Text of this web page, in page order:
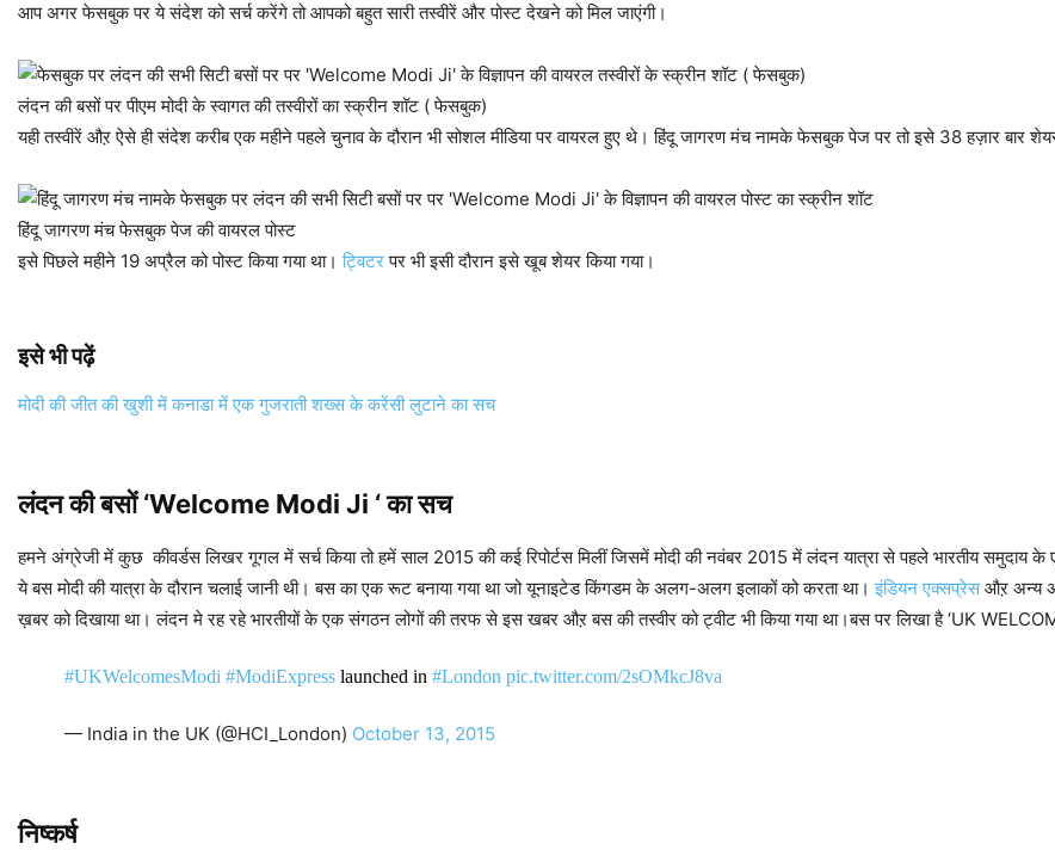
आप अगर फेसबुक पर ये संदेश को सर्च करेंगे तो आपको बहुत सारी तस्वीरें और पोस्ट देखने को मिल जाएंगी।
लंदन की बसों पर पीएम मोदी के स्वागत की तस्वीरों का स्क्रीन शॉट ( फेसबुक)
यही तस्वीरें औऱ ऐसे ही संदेश करीब एक महीने पहले चुनाव के दौरान भी सोशल मीडिया पर वायरल हुए थे। हिंदू जागरण मंच नामके फेसबुक पेज पर तो इसे 38 हज़ार बार
हिंदू जागरण मंच फेसबुक पेज की वायरल पोस्ट
इसे पिछले महीने 19 अप्रैल को पोस्ट किया गया था। ट्विटरपर भी इसी दौरान इसे खूब शेयर किया गया।
इसे भी पढ़ें
मोदी की जीत की खुशी में कनाडा में एक गुजराती शख्स के करेंसी लुटाने का सच
लंदन की बसों ‘Welcome Modi Ji ‘ का सच
हमने अंग्रेजी में कुछ कीवर्डस लिखर गूगल में सर्च किया तो हमें साल 2015 की कई रिपोर्टस मिलीं जिसमें मोदी की नवंबर 2015 में लंदन यात्रा से पहले भारतीय समुदाय
ये बस मोदी की यात्रा के दौरान चलाई जानी थी। बस का एक रूट बनाया गया था जो यूनाइटेड किंगडम के अलग-अलग इलाकों को करता था।इंडियन एक्सप्रेसऔऱ अन्य
ख़बर को दिखाया था। लंदन मे रह रहे भारतीयों के एक संगठन लोगों की तरफ से इस खबर औऱ बस की तस्वीर को ट्वीट भी किया गया था।बस पर लिखा है ‘UK
#UKWelcomesModi #ModiExpress launched in#London pic.twitter.com/2sOMkcJ8va
— India in the UK (@HCI_London) October 13, 2015
निष्कर्ष